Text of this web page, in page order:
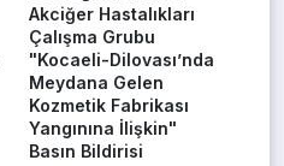
Akciğer Hastalıkları
Çalışma Grubu
"Kocaeli-Dilovası’nda
Meydana Gelen
Kozmetik Fabrikası
Yangınına İlişkin"
Basın Bildirisi